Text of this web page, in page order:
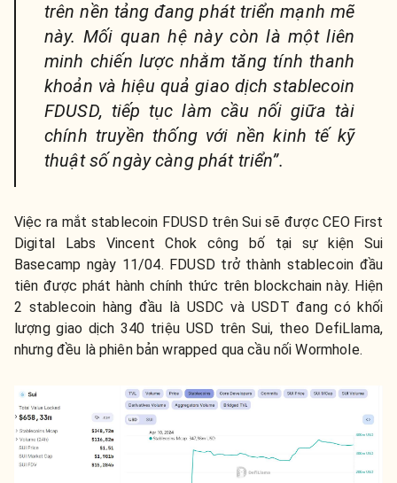
trên nền tảng đang phát triển mạnh mẽ
này. Mối quan hệ này còn là một liên
minh chiến lược nhằm tăng tính thanh
khoản và hiệu quả giao dịch stablecoin
FDUSD, tiếp tục làm cầu nối giữa tài
chính truyền thống với nền kinh tế kỹ
thuật số ngày càng phát triển”.
Việc ra mắt stablecoin FDUSD trên Sui sẽ được CEO First
Digital Labs Vincent Chok công bố tại sự kiện Sui
Basecamp ngày 11/04. FDUSD trở thành stablecoin đầu
tiên được phát hành chính thức trên blockchain này. Hiện
2 stablecoin hàng đầu là USDC và USDT đang có khối
lượng giao dịch 340 triệu USD trên Sui, theo DefiLlama,
nhưng đều là phiên bản wrapped qua cầu nối Wormhole.